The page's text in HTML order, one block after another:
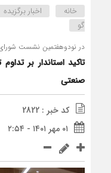
خانه اخبار برگزیده
گو
در نودوهفتمین نشست
تاکید استاندار بر
صنعتی
کد خبر : 2822
۰۱ مهر ۱۴۰۱ - ۲:۵۴